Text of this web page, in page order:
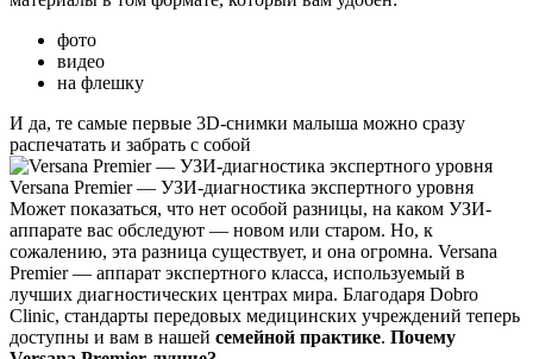
фото
видео
на флешку
И да, те самые первые 3D-снимки малыша можно сразу
распечатать и забрать с собой
Versana Premier — УЗИ-диагностика экспертного уровня
Может показаться, что нет особой разницы, на каком УЗИ-
аппарате вас обследуют — новом или старом. Но, к
сожалению, эта разница существует, и она огромна. Versana
Premier — аппарат экспертного класса, используемый в
лучших диагностических центрах мира. Благодаря Dobro
Clinic, стандарты передовых медицинских учреждений теперь
доступны и вам в нашей семейной практике. Почему